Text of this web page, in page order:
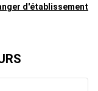
d'établissement